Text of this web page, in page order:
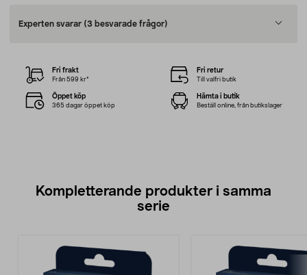
Experten svarar (3 besvarade frågor)
Fri frakt
Från 599 kr*
Fri retur
Till valfri butik
Öppet köp
365 dagar öppet köp
Hämta i butik
Beställ online, från butikslager
Kompletterande produkter i samma
serie